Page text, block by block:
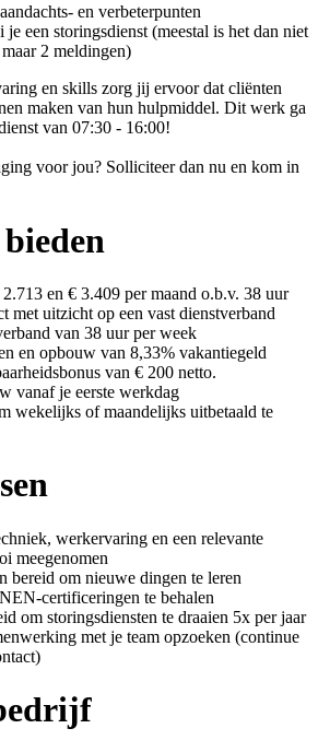
en verbeterpunten
je een storingsdienst (meestal is het dan niet
2 meldingen)
en skills zorg jij ervoor dat cliënten
maken van hun hulpmiddel. Dit werk ga
van 07:30 - 16:00!
voor jou? Solliciteer dan nu en kom in
2.713 en € 3.409 per maand o.b.v. 38 uur
met uitzicht op een vast dienstverband
van 38 uur per week
en opbouw van 8,33% vakantiegeld
van € 200 netto.
vanaf je eerste werkdag
wekelijks of maandelijks uitbetaald te
werkervaring en een relevante
meegenomen
bereid om nieuwe dingen te leren
certificeringen te behalen
om storingsdiensten te draaien 5x per jaar
met je team opzoeken (continue